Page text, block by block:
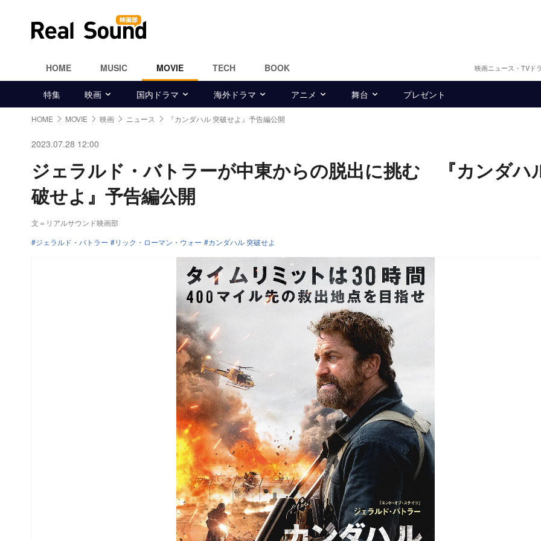
HOME MUSIC MOVIE TECH BOOK 映画ニュース・TVド
特集 映画 国内ドラマ 海外ドラマ アニメ 舞台 プレゼント
HOME MOVIE 映画 ニュース 『カンダハル 突破せよ』予告編公開
2023.07.28 12:00
ジェラルド・バトラーが中東からの脱出に挑む 『カンダハ
破せよ』予告編公開
文＝リアルサウンド映画部
ジェラルド・バトラー
リック・ローマン・ウォー カンダハル 突破せよ